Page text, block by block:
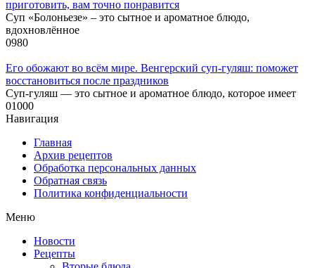
приготовить, вам точно понравится
Суп «Болоньезе» – это сытное и ароматное блюдо,
вдохновлённое
0980
Его обожают во всём мире. Венгерский суп-гуляш: поможет
восстановиться после праздников
Суп-гуляш — это сытное и ароматное блюдо, которое имеет
01000
Навигация
Главная
Архив рецептов
Обработка персональных данных
Обратная связь
Политика конфиденциальности
Меню
Новости
Рецепты